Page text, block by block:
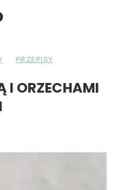
PRZEPISY
I ORZECHAMI